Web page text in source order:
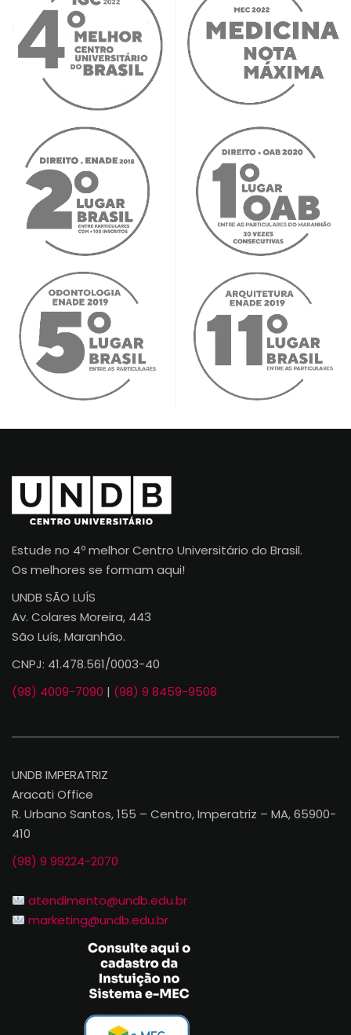
Estude no 4º melhor Centro Universitário do Brasil.
Os melhores se formam aqui!
UNDB SÃO LUÍS
Av. Colares Moreira, 443
São Luís, Maranhão.
CNPJ: 41.478.561/0003-40
(98) 4009-7090 | (98) 9 8459-9508
UNDB IMPERATRIZ
Aracati Office
R. Urbano Santos, 155 – Centro, Imperatriz – MA, 65900-
410
(98) 9 99224-2070
atendimento@undb.edu.br
marketing@undb.edu.br